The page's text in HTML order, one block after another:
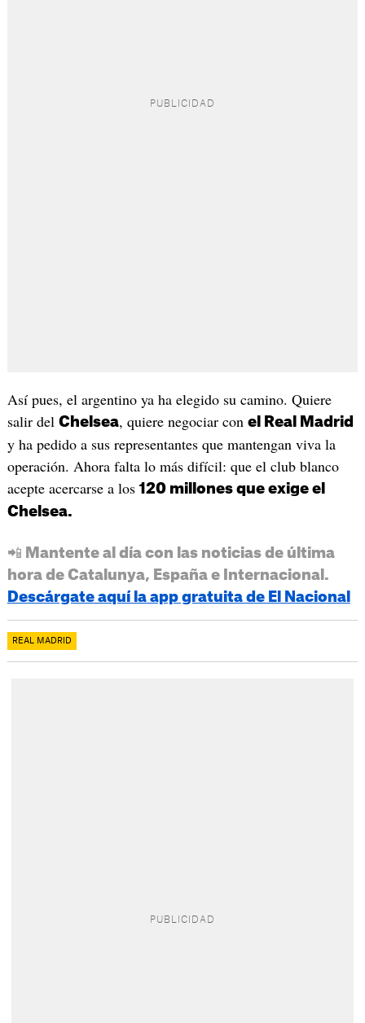
Así pues, el argentino ya ha elegido su camino. Quiere
salir del Chelsea, quiere negociar con el Real Madrid
y ha pedido a sus representantes que mantengan viva la
operación. Ahora falta lo más difícil: que el club blanco
acepte acercarse a los 120 millones que exige el
Chelsea.
📲 Mantente al día con las noticias de última
hora de Catalunya, España e Internacional.
Descárgate aquí la app gratuita de El Nacional
REAL MADRID